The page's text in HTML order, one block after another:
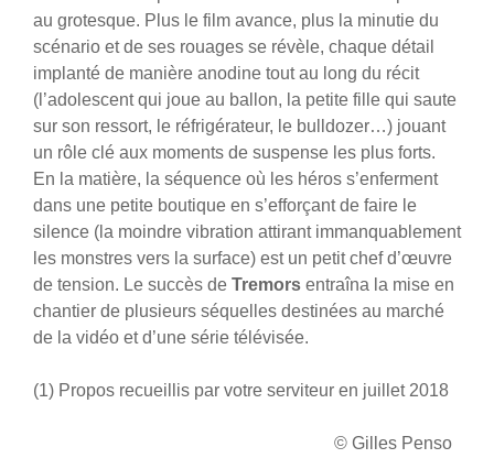
au grotesque. Plus le film avance, plus la minutie du
scénario et de ses rouages se révèle, chaque détail
implanté de manière anodine tout au long du récit
(l’adolescent qui joue au ballon, la petite fille qui saute
sur son ressort, le réfrigérateur, le bulldozer…) jouant
un rôle clé aux moments de suspense les plus forts.
En la matière, la séquence où les héros s’enferment
dans une petite boutique en s’efforçant de faire le
silence (la moindre vibration attirant immanquablement
les monstres vers la surface) est un petit chef d’œuvre
de tension. Le succès de Tremors entraîna la mise en
chantier de plusieurs séquelles destinées au marché
de la vidéo et d’une série télévisée.
(1) Propos recueillis par votre serviteur en juillet 2018
© Gilles Penso